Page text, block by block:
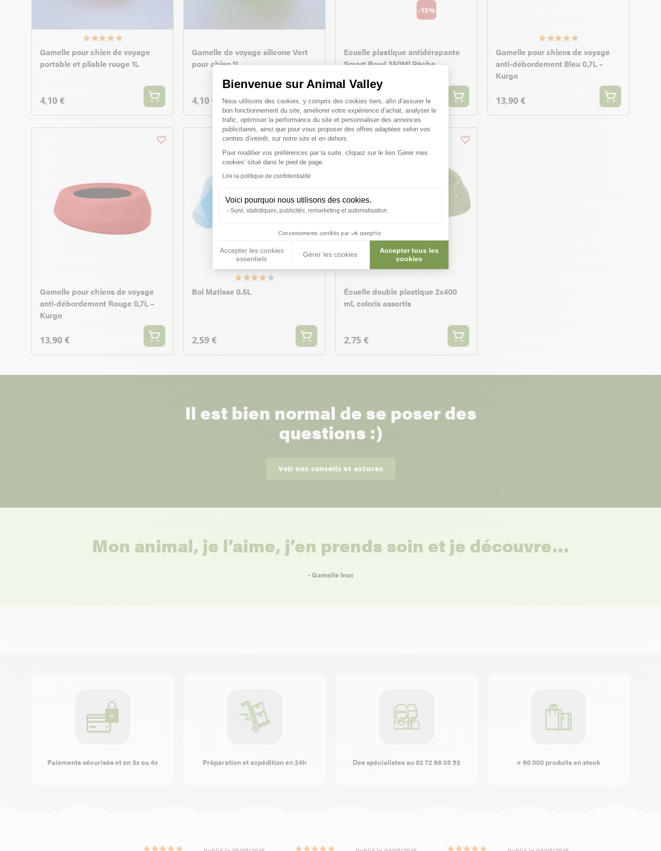
Bienvenue sur Animal Valley
Plateforme de Gestion du Consentement : Personnalisez vos Options
Nous utilisons des cookies, y compris des cookies tiers, afin d’assurer le
bon fonctionnement du site, améliorer votre expérience d’achat, analyser le
trafic, optimiser la performance du site et personnaliser des annonces
publicitaires, ainsi que pour vous proposer des offres adaptées selon vos
centres d’intérêt, sur notre site et en dehors.
Pour modifier vos préférences par la suite, cliquez sur le lien 'Gérer mes
cookies' situé dans le pied de page.
Lire la politique de confidentialité
Voici pourquoi nous utilisons des cookies.
Suivi, statistiques, publicités, remarketing et automatisation
Consentements certifiés par
Accepter les cookies
essentiels
Gérer les cookies
Accepter tous les
cookies
Axeptio consent
Gamelle pour chien de voyage
portable et pliable rouge 1L
4,10 €
Gamelle de voyage silicone Vert
pour chien 1L
4,10 €
-15%
Ecuelle plastique antidérapante
Smart Bowl 350Ml Pêche
2,50 €2,13 €
Gamelle pour chiens de voyage
anti-débordement Bleu 0,7L –
Kurgo
13,90 €
Gamelle pour chiens de voyage
anti-débordement Rouge 0,7L –
Kurgo
13,90 €
Bol Matisse 0.5L
2,59 €
Écuelle double plastique 2x400
ml, coloris assortis
2,75 €
Il est bien normal de se poser des
questions :)
Voir nos conseils et astuces
Mon animal, je l’aime, j’en prends soin et je découvre…
- Gamelle Inox
Paiements sécurisés et en 3x ou 4x Préparation et expédition en 24h Des spécialistes au 02 72 88 03 53 + 60 000 produits en stock